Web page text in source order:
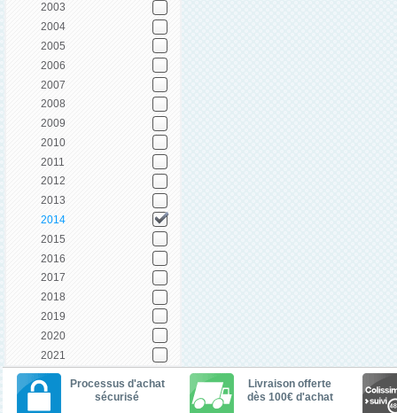
2003
2004
2005
2006
2007
2008
2009
2010
2011
2012
2013
2014
2015
2016
2017
2018
2019
2020
2021
Processus d'achat
sécurisé
Livraison offerte
dès 100€ d'achat